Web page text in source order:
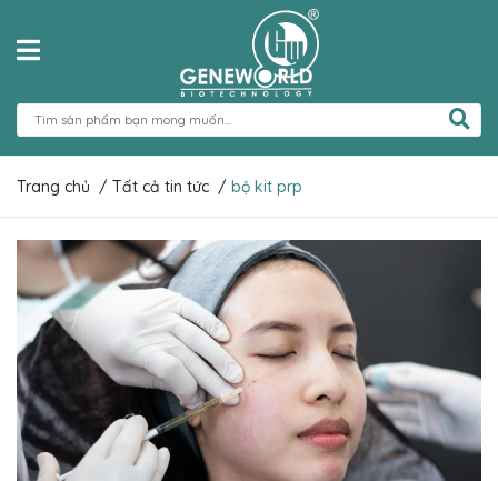
Trang chủ / Tất cả tin tức / bộ kit prp